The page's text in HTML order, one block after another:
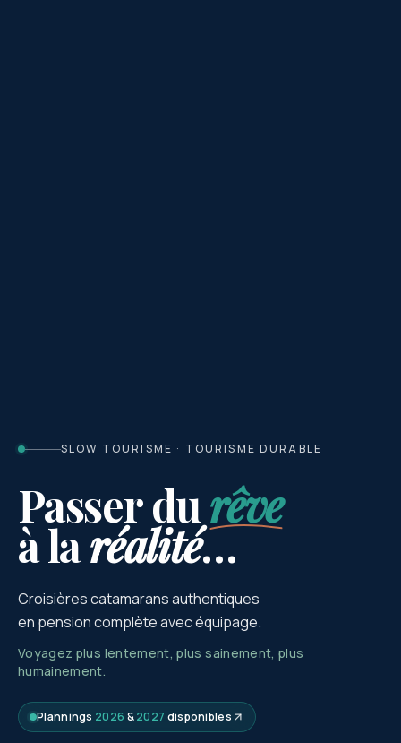
SLOW TOURISME · TOURISME DURABLE
Passer durêve
à laréalité…
Croisières catamarans authentiques
en pension complète avec équipage.
Voyagez plus lentement, plus sainement, plus
humainement.
Plannings 2026 &2027 disponibles